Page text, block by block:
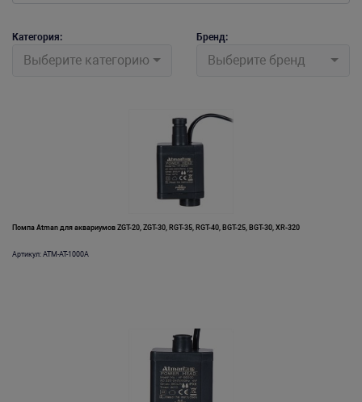
Категория:
Выберите категорию
Бренд:
Выберите бренд
Помпа Atman для аквариумов ZGT-20, ZGT-30, RGT-35, RGT-40, BGT-25, BGT-30, XR-320
Артикул: ATM-AT-1000A